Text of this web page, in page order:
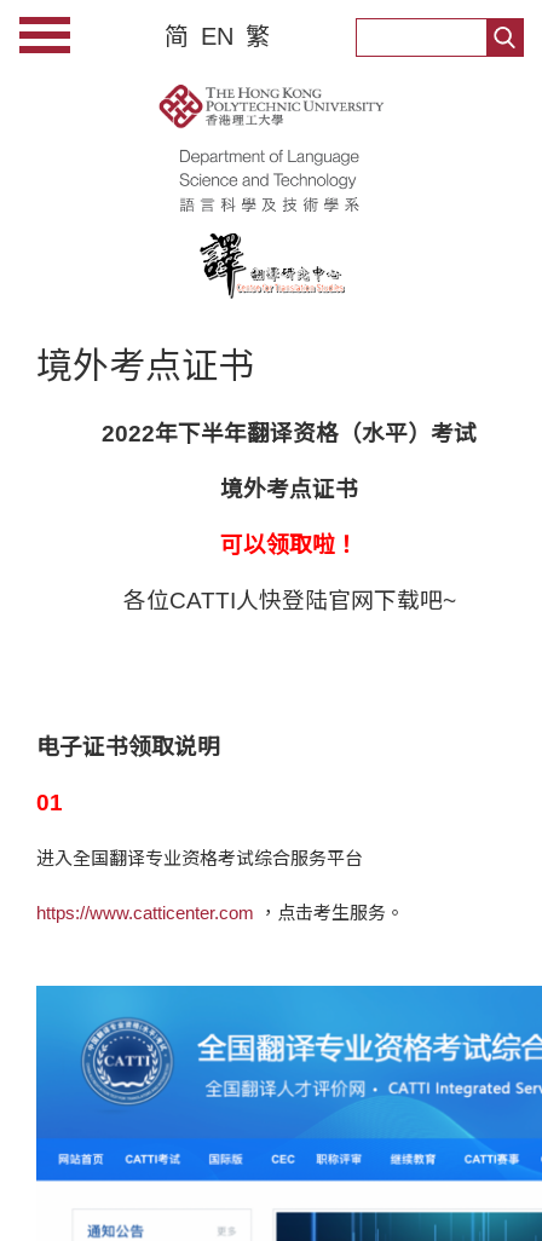
简 EN 繁
境外考点证书
2022年下半年翻译资格（水平）考试
境外考点证书
可以领取啦！
各位CATTI人快登陆官网下载吧~
电子证书领取说明
01
进入全国翻译专业资格考试综合服务平台
https://www.catticenter.com ，点击考生服务。